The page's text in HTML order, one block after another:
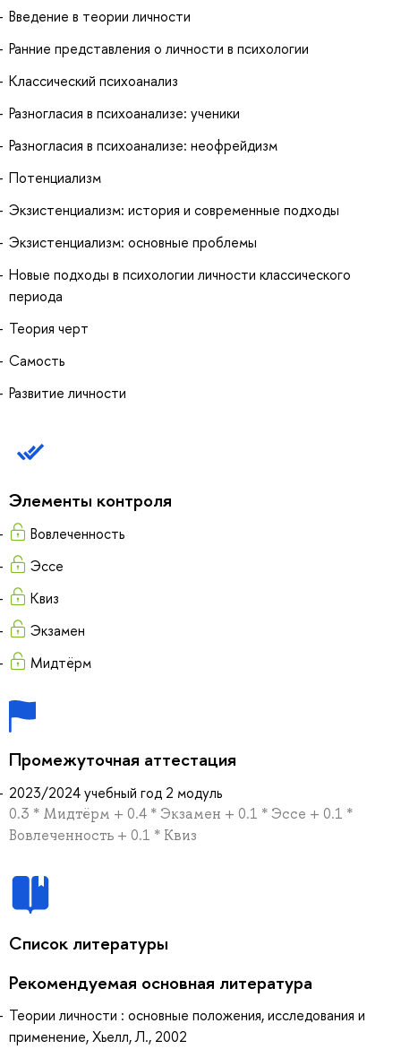
Введение в теории личности
Ранние представления о личности в психологии
Классический психоанализ
Разногласия в психоанализе: ученики
Разногласия в психоанализе: неофрейдизм
Потенциализм
Экзистенциализм: история и современные подходы
Экзистенциализм: основные проблемы
Новые подходы в психологии личности классического
периода
Теория черт
Самость
Развитие личности
Элементы контроля
Вовлеченность
Эссе
Квиз
Экзамен
Мидтёрм
Промежуточная аттестация
2023/2024 учебный год 2 модуль
0.3 * Мидтёрм + 0.4 * Экзамен + 0.1 * Эссе + 0.1 *
Вовлеченность + 0.1 * Квиз
Список литературы
Рекомендуемая основная литература
Теории личности : основные положения, исследования и
применение, Хьелл, Л., 2002